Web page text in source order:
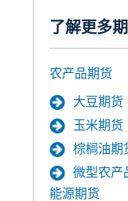
了解更多
农产品期货
大豆期货
玉米期货
棕榈油期
微型农产
能源期货